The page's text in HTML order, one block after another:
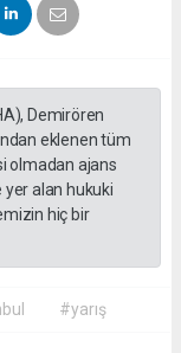
Demirören
eklenen tüm
olmadan ajans
yer alan hukuki
hiç bir
#yarış